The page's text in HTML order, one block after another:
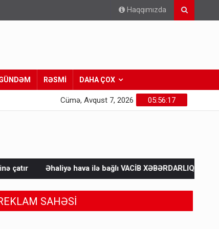
Haqqımızda
RƏSMİ DAHA ÇOX
05:56:19
Cümə, Avqust 7, 2026
hava ilə bağlı VACİB XƏBƏRDARLIQ - Saat 11:00-dan…
SAHƏSİ